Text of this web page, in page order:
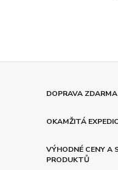
DOPRAVA
OKAMŽITÁ
VÝHODNÉ CENY A
PRODUKTŮ